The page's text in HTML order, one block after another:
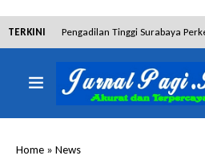
TERKINI Pengadilan Tinggi Surabaya
Elektronik dan Sosialisasikan
Dibantah Terdakwa Ranto
Home » News